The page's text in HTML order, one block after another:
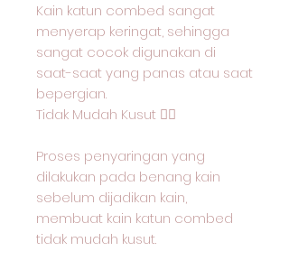
Kain katun combed sangat
menyerap keringat, sehingga
sangat cocok digunakan di
saat-saat yang panas atau saat
bepergian.
Tidak Mudah Kusut 🙅‍♂️
Proses penyaringan yang
dilakukan pada benang kain
sebelum dijadikan kain,
membuat kain katun combed
tidak mudah kusut.